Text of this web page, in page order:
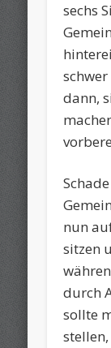
sechs
dann,
nun
sitzen
durch
sollte